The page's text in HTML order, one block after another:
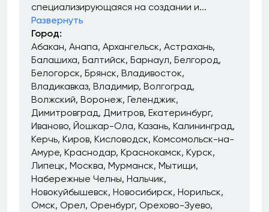
специализирующаяся на создании и...
Развернуть
Город:
Абакан Анапа Архангельск Астрахань
Балашиха Балтийск Барнаул Белгород
Белогорск Брянск Владивосток
Владикавказ Владимир Волгоград
Волжский Воронеж Геленджик
Димитровград Дмитров Екатеринбург
Иваново Йошкар-Ола Казань Калининград
Керчь Киров Кисловодск Комсомольск-на-
Амуре Краснодар Краснокамск Курск
Липецк Москва Мурманск Мытищи
Набережные Челны Нальчик
Новокуйбышевск Новосибирск Норильск
Омск Орел Оренбург Орехово-Зуево